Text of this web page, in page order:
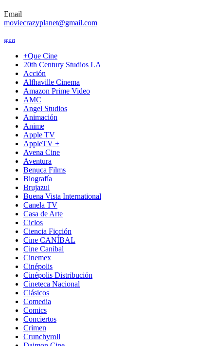
Email
moviecrazyplanet@gmail.com
sport
+Que Cine
20th Century Studios LA
Acción
Alfhaville Cinema
Amazon Prime Video
AMC
Angel Studios
Animación
Anime
Apple TV
AppleTV +
Avena Cine
Aventura
Benuca Films
Biografía
Brujazul
Buena Vista International
Canela TV
Casa de Arte
Ciclos
Ciencia Ficción
Cine CANÍBAL
Cine Canibal
Cinemex
Cinépolis
Cinépolis Distribución
Cineteca Nacional
Clásicos
Comedia
Comics
Conciertos
Crimen
Crunchyroll